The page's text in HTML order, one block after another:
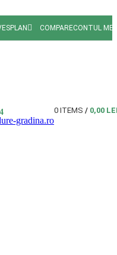
COMPARECONTUL
gradina.ro
0 ITEMS / 0,00